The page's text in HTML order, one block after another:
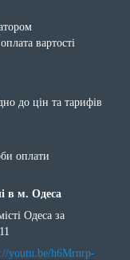
вартості
до цін та тарифів
оплати
в м. Одеса
Одеса за
youtu.be/h6Mrnrp-